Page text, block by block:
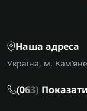
Наша адреса
Україна, м,
(063)